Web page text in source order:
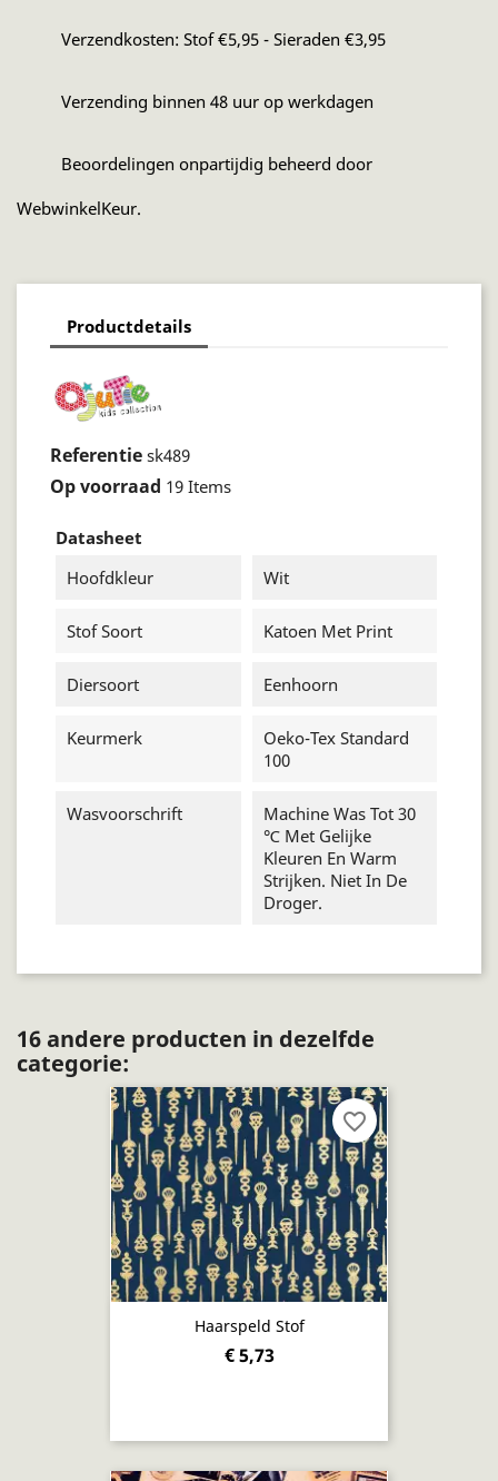
Verzendkosten: Stof €5,95 - Sieraden €3,95
Verzending binnen 48 uur op werkdagen
Beoordelingen onpartijdig beheerd door
WebwinkelKeur.
Productdetails
Referentie sk489
Op voorraad 19 Items
Datasheet
Hoofdkleur
Wit
Stof Soort Katoen Met Print
Diersoort Eenhoorn
Keurmerk
Oeko-Tex Standard
100
Wasvoorschrift
Machine Was Tot 30
℃ Met Gelijke
Kleuren En Warm
Strijken. Niet In De
Droger.
16 andere producten in dezelfde
categorie:
Haarspeld Stof
€ 5,73
favorite_border